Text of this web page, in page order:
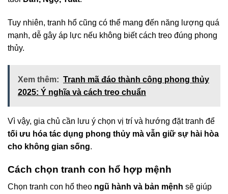
Tuy nhiên, tranh hổ cũng có thể mang đến năng lượng quá
mạnh, dễ gây áp lực nếu không biết cách treo đúng phong
thủy.
Xem thêm: Tranh mã đáo thành công phong thủy
2025: Ý nghĩa và cách treo chuẩn
Vì vậy, gia chủ cần lưu ý chọn vị trí và hướng đặt tranh để
tối ưu hóa tác dụng phong thủy mà vẫn giữ sự hài hòa
cho không gian sống.
Cách chọn tranh con hổ hợp mệnh
Chọn tranh con hổ theo ngũ hành và bản mệnh sẽ giúp